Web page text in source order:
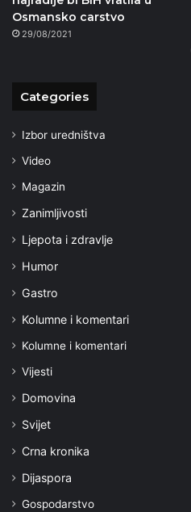
Osmansko carstvo
29/08/2021
Categories
Izbor uredništva
Video
Magazin
Zanimljivosti
Ljepota i zdravlje
Humor
Gastro
Kolumne i komentari
Kolumne i komentari
Vijesti
Domovina
Svijet
Crna kronika
Dijaspora
Gospodarstvo